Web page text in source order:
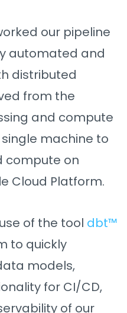
our pipeline
automated and
distributed
from the
and compute
machine to
compute on
Cloud Platform.
of the tool dbt™
to quickly
models,
for CI/CD,
of our